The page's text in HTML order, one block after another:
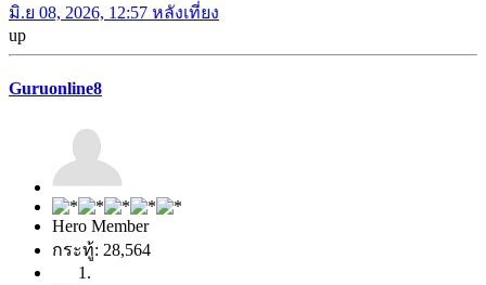
มิ.ย 08, 2026, 12:57 หลังเที่ยง
up
Guruonline8
Hero Member
กระทู้: 28,564